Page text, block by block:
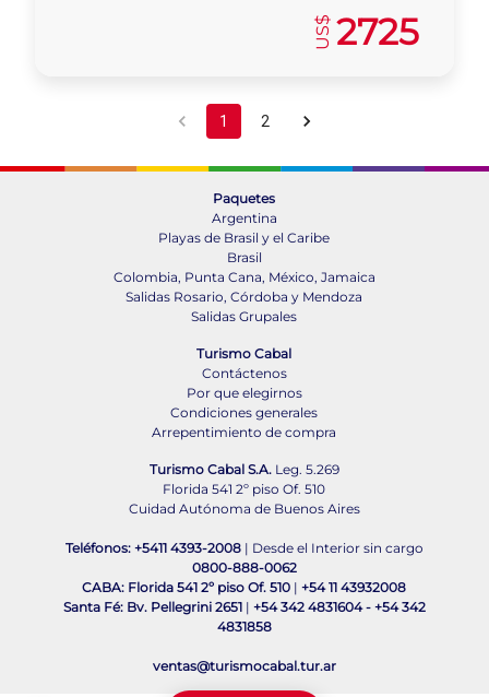
US$2725
1 2
Paquetes
Argentina
Playas de Brasil y el Caribe
Brasil
Colombia, Punta Cana, México, Jamaica
Salidas Rosario, Córdoba y Mendoza
Salidas Grupales
Turismo Cabal
Contáctenos
Por que elegirnos
Condiciones generales
Arrepentimiento de compra
Turismo Cabal S.A. Leg. 5.269
Florida 541 2º piso Of. 510
Cuidad Autónoma de Buenos Aires
Teléfonos: +5411 4393-2008| Desde el Interior sin cargo
0800-888-0062
CABA: Florida 541 2º piso Of. 510 |+54 11 43932008
Santa Fé: Bv. Pellegrini 2651| +54 342 4831604- +54 342
4831858
ventas@turismocabal.tur.ar